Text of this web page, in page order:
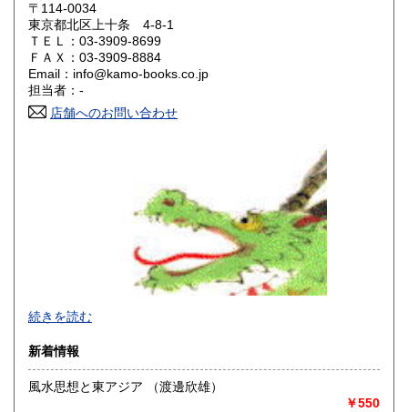
奈良県 780円
鳥取県 830円
岡山県 830円
830円
830円 福岡県
940円 長崎県
宮崎県
沖縄県 940円
〒114-0034
東京都北区上十条 4-8-1
ＴＥＬ：03-3909-8699
ＦＡＸ：03-3909-8884
Email：info@kamo-books.co.jp
担当者：-
店舗へのお問い合わせ
続きを読む
新着情報
風水思想と東アジア （渡邊欣雄）
￥550